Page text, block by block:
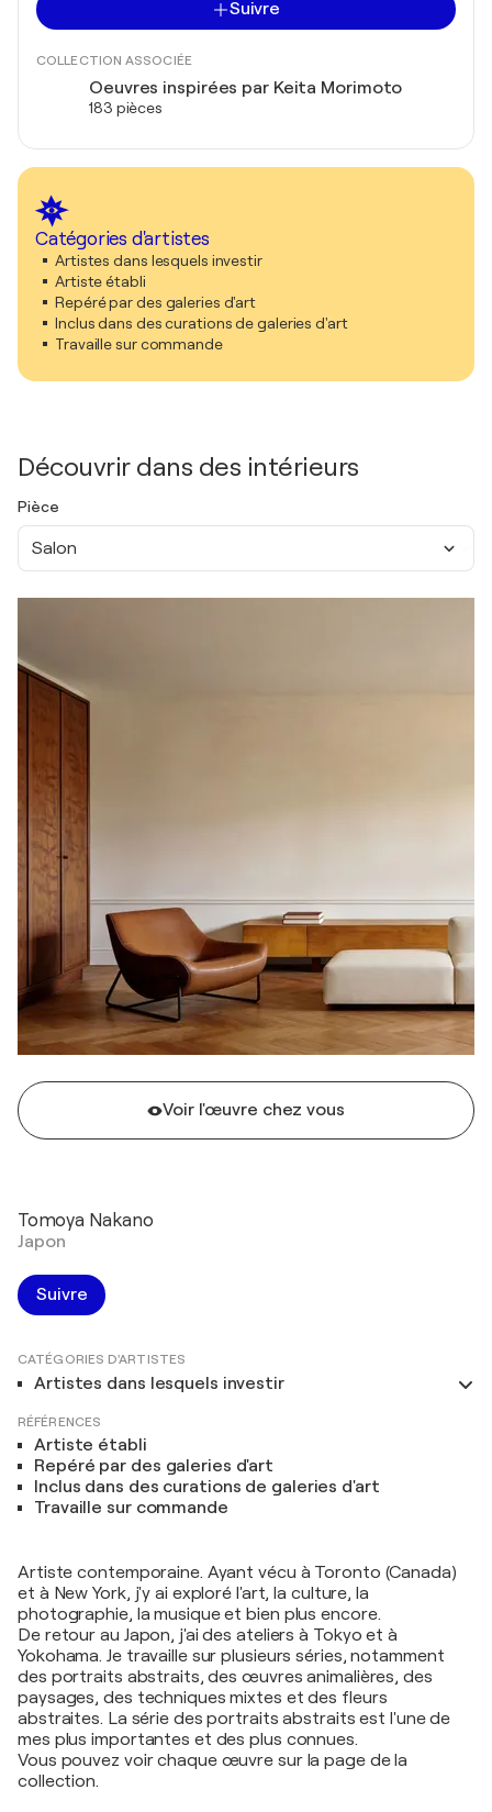
Suivre
COLLECTION ASSOCIÉE
Oeuvres inspirées par Keita Morimoto
183 pièces
Catégories d'artistes
Artistes dans lesquels investir
Artiste établi
Repéré par des galeries d'art
Inclus dans des curations de galeries d'art
Travaille sur commande
Découvrir dans des intérieurs
Pièce
Salon
Voir l'œuvre chez vous
Tomoya Nakano
Japon
Suivre
CATÉGORIES D'ARTISTES
Artistes dans lesquels investir
RÉFÉRENCES
Artiste établi
Repéré par des galeries d'art
Inclus dans des curations de galeries d'art
Travaille sur commande
Artiste contemporaine. Ayant vécu à Toronto (Canada)
et à New York, j'y ai exploré l'art, la culture, la
photographie, la musique et bien plus encore.
De retour au Japon, j'ai des ateliers à Tokyo et à
Yokohama. Je travaille sur plusieurs séries, notamment
des portraits abstraits, des œuvres animalières, des
paysages, des techniques mixtes et des fleurs
abstraites. La série des portraits abstraits est l'une de
mes plus importantes et des plus connues.
Vous pouvez voir chaque œuvre sur la page de la
collection.